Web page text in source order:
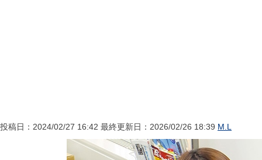
投稿日：2024/02/27 16:42 最終更新日：2026/02/26 18:39 M.L